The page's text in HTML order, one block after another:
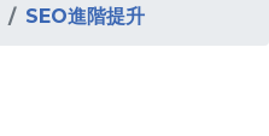
SEO進階提升